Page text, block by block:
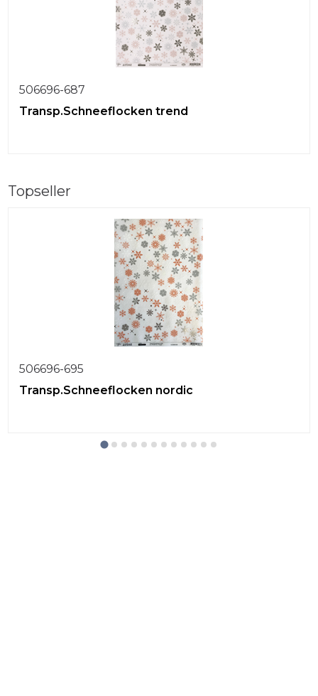
506696-687
Transp.Schneeflocken trend
Topseller
506696-695
Transp.Schneeflocken nordic